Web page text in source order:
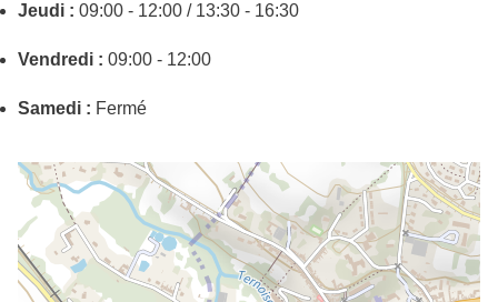
Jeudi : 09:00 - 12:00 / 13:30 - 16:30
Vendredi : 09:00 - 12:00
Samedi : Fermé